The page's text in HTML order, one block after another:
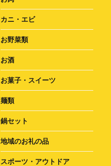
カニ・エビ
お野菜類
お酒
お菓子・スイーツ
麺類
鍋セット
地域のお礼の品
スポーツ・アウトドア